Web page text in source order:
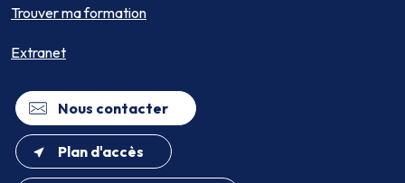
Trouver ma formation
Extranet
Nous contacter
Plan d'accès